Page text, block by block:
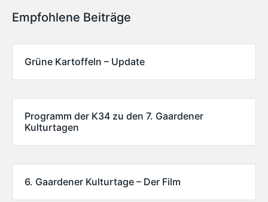
Empfohlene Beiträge
Grüne Kartoffeln – Update
Programm der K34 zu den 7. Gaardener
Kulturtagen
6. Gaardener Kulturtage – Der Film